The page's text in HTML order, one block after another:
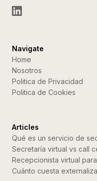
Navigate
Home
Nosotros
Politica de Privacidad
Politica de Cookies
Articles
Qué es un servicio de
Secretaría virtual vs call
Recepcionista virtual para
Cuánto cuesta